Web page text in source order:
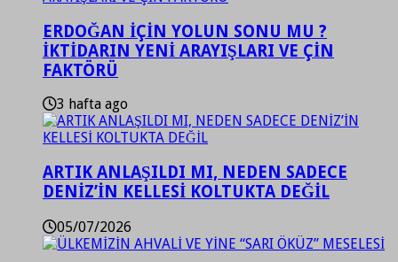
ERDOĞAN İÇİN YOLUN SONU MU ?
İKTİDARIN YENİ ARAYIŞLARI VE ÇİN
FAKTÖRÜ
3 hafta ago
ARTIK ANLAŞILDI MI, NEDEN SADECE
DENİZ’İN KELLESİ KOLTUKTA DEĞİL
05/07/2026